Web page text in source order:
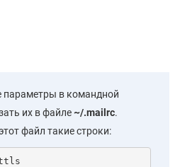
параметры в командной
их в файле~/.mailrc.
файл такие строки: